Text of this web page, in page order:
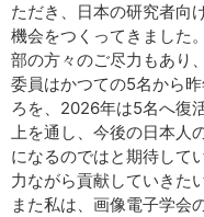
ただき、日本の研究者向
機会をつくってきました
部の方々のご尽力もあり
委員はかつての5名から
ろを、2026年は5名へ復
上を通し、今後の日本人
になるのではと期待して
力ながら貢献していきた
また私は、画像電子学会